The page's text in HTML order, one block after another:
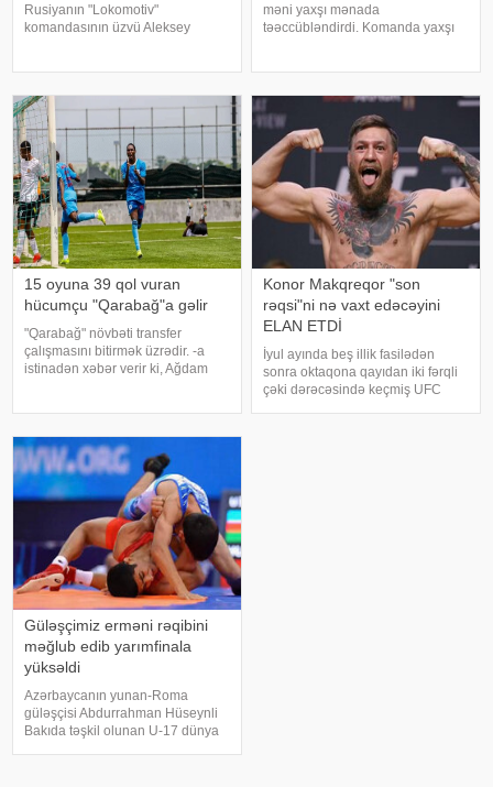
Rusiyanın "Lokomotiv"
komandasının üzvü Aleksey
istinadən xəbər veri
məni yaxşı mənada
təəccübləndirdi. Komanda yaxşı
altında cəhənnəm idi. KONKRET.
-a istinadə
15 oyuna 39 qol vuran
hücumçu "Qarabağ"a gəlir
"Qarabağ" növbəti transfer
çalışmasını bitirmək üzrədir. -a
istinadən xəbər verir ki, Ağdam
gedir. "Köhlən atlar"
Konor Makqreqor "son
rəqsi"ni nə vaxt edəcəyini
ELAN ETDİ
İyul ayında beş illik fasilədən
sonra oktaqona qayıdan iki fərqli
çəki dərəcəsində keçmiş UFC
Güləşçimiz erməni rəqibini
məğlub edib yarımfinala
yüksəldi
Azərbaycanın yunan-Roma
güləşçisi Abdurrahman Hüseynli
Bakıda təşkil olunan U-17 dünya